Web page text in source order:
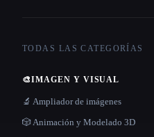
TODAS LAS CATEGORÍAS
🎨IMAGEN Y VISUAL
🔬 Ampliador de imágenes
🎲 Animación y Modelado 3D